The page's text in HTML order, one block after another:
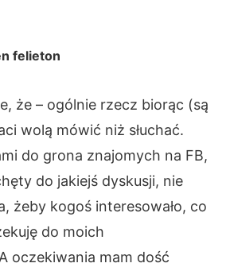
felieton
że – ogólnie rzecz biorąc (są
wolą mówić niż słuchać.
do grona znajomych na FB,
do jakiejś dyskusji, nie
żeby kogoś interesowało, co
do moich
oczekiwania mam dość